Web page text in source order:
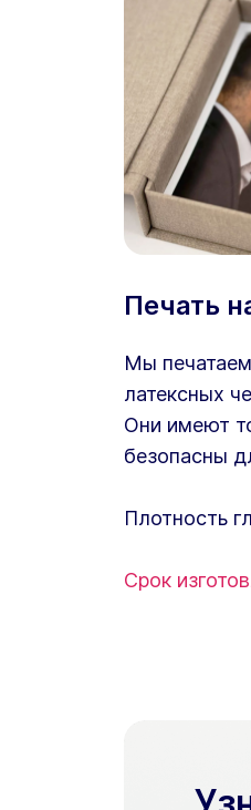
Печать
Мы
латексных
Они имеют
безопасны
Плотность
Срок